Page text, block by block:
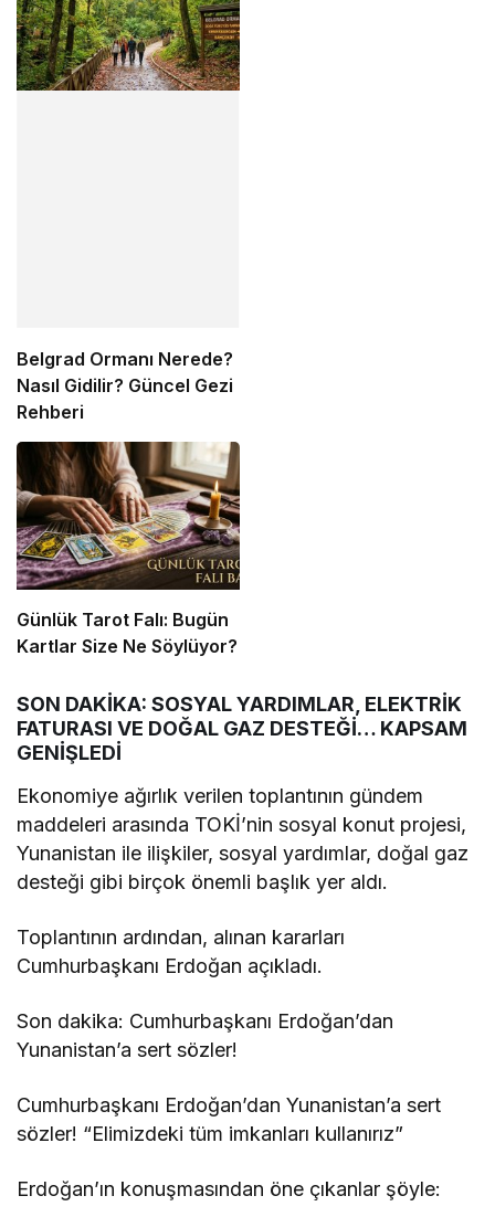
Belgrad Ormanı Nerede?
Nasıl Gidilir? Güncel Gezi
Rehberi
Günlük Tarot Falı: Bugün
Kartlar Size Ne Söylüyor?
SON DAKİKA: SOSYAL YARDIMLAR, ELEKTRİK
FATURASI VE DOĞAL GAZ DESTEĞİ… KAPSAM
GENİŞLEDİ
Ekonomiye ağırlık verilen toplantının gündem
maddeleri arasında TOKİ’nin sosyal konut projesi,
Yunanistan ile ilişkiler, sosyal yardımlar, doğal gaz
desteği gibi birçok önemli başlık yer aldı.
Toplantının ardından, alınan kararları
Cumhurbaşkanı Erdoğan açıkladı.
Son dakika: Cumhurbaşkanı Erdoğan’dan
Yunanistan’a sert sözler!
Cumhurbaşkanı Erdoğan’dan Yunanistan’a sert
sözler! “Elimizdeki tüm imkanları kullanırız”
Erdoğan’ın konuşmasından öne çıkanlar şöyle: